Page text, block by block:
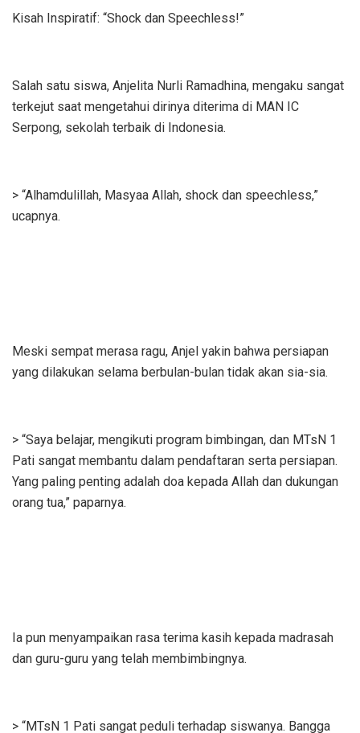
Kisah Inspiratif: “Shock dan Speechless!”
Salah satu siswa, Anjelita Nurli Ramadhina, mengaku sangat
terkejut saat mengetahui dirinya diterima di MAN IC
Serpong, sekolah terbaik di Indonesia.
> “Alhamdulillah, Masyaa Allah, shock dan speechless,”
ucapnya.
Meski sempat merasa ragu, Anjel yakin bahwa persiapan
yang dilakukan selama berbulan-bulan tidak akan sia-sia.
> “Saya belajar, mengikuti program bimbingan, dan MTsN 1
Pati sangat membantu dalam pendaftaran serta persiapan.
Yang paling penting adalah doa kepada Allah dan dukungan
orang tua,” paparnya.
Ia pun menyampaikan rasa terima kasih kepada madrasah
dan guru-guru yang telah membimbingnya.
> “MTsN 1 Pati sangat peduli terhadap siswanya. Bangga